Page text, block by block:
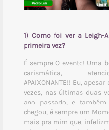
1) Como foi ver a Leigh-
primeira vez?
É sempre O evento! Uma
carismática,
APAIXONANTE!! Eu,
vezes, nas últimas duas
ano passado, e
chegou, é sempre um
mais pra mim que,